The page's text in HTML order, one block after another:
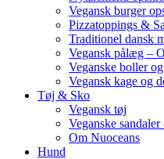
Vegansk burger
Pizzatoppings &
Traditionel dansk
Vegansk pålæg –
Veganske boller
Vegansk kage og
Tøj & Sko
Vegansk tøj
Veganske
Om Nuoceans
Hund